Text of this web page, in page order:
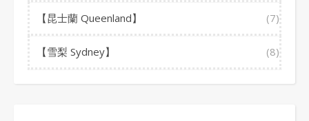
【昆士蘭 Queenland】 (7)
【雪梨 Sydney】 (8)